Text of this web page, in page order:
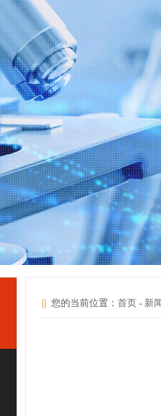
您的当前位置： 首页 - 新